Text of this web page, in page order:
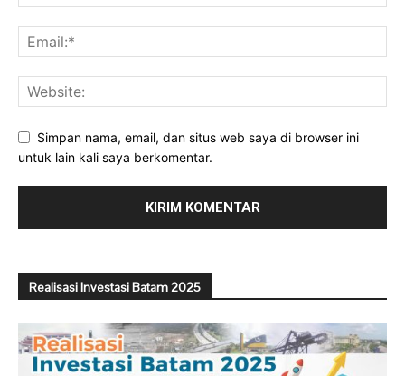
Simpan nama, email, dan situs web saya di browser ini
untuk lain kali saya berkomentar.
Realisasi Investasi Batam 2025